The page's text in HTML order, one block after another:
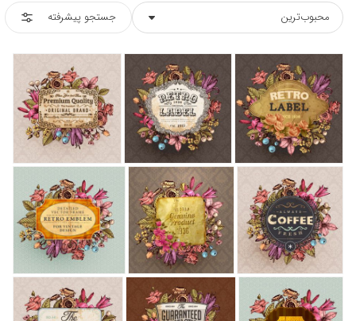
محبوب‌ترین جستجو پیشرفته